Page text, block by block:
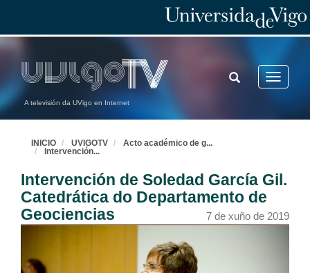
A televisión da UVigo en Internet
Toggle
TOGGLE
SEARCH
INICIO UVIGOTV Acto académico de g...
Intervención...
Intervención de Soledad García Gil.
Catedrática do Departamento de
Geociencias
7 de xuño de 2019